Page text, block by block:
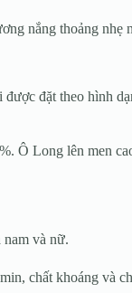
nắng thoảng nhẹ
đặt theo hình
Ô Long lên men
và nữ.
chất khoáng và